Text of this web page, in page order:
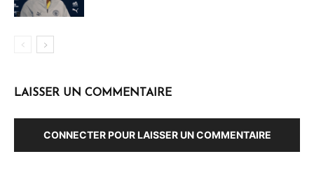
LAISSER UN COMMENTAIRE
CONNECTER POUR LAISSER UN COMMENTAIRE